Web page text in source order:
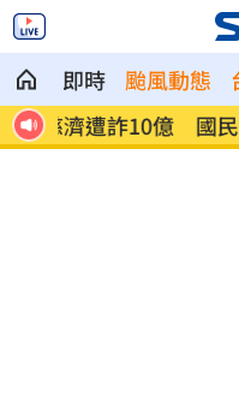
即時 颱風動態
炸
就業意外爆冷！
高